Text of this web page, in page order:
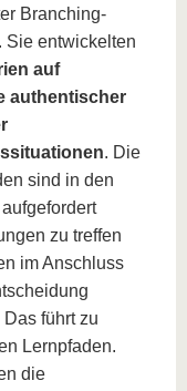
Branching-
Sie entwickelten
auf
authentischer
. Die
sind in den
zu treffen
im Anschluss
führt zu
Lernpfaden.
die